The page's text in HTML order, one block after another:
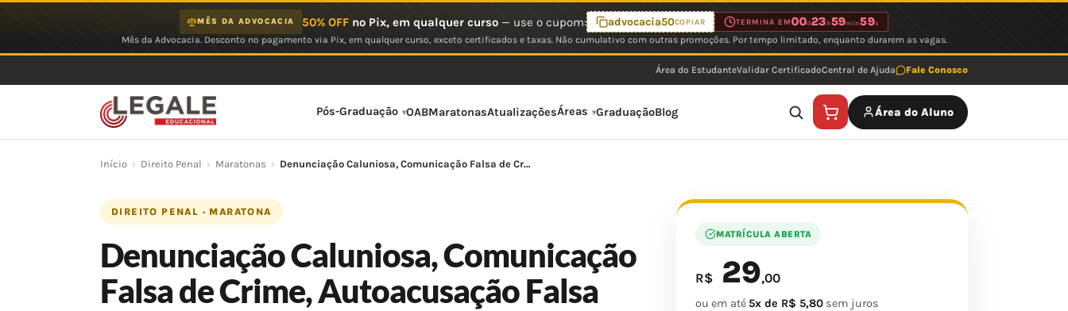
MÊS DA ADVOCACIA 50% OFFno Pix, em qualquer curso— use o cupom: advocacia50COPIAR TERMINA EM00d23 h59min59s
Mês da Advocacia. Desconto no pagamento via Pix, em qualquer curso, exceto certificados e taxas. Não cumulativo com outras promoções. Por tempo limitado, enquanto durarem as vagas.
Área do EstudanteValidar CertificadoCentral de Ajuda Fale Conosco
Pós-Graduação OABMaratonasAtualizaçõesÁreas GraduaçãoBlog Área do Aluno
Início › Direito Penal › Maratonas › Denunciação Caluniosa, Comunicação Falsa de Cr…
DIREITO PENAL · MARATONA
Denunciação Caluniosa, Comunicação
Falsa de Crime, Autoacusação Falsa
MATRÍCULA ABERTA
R$ 29,00
ou em até 5x de R$ 5,80 sem juros